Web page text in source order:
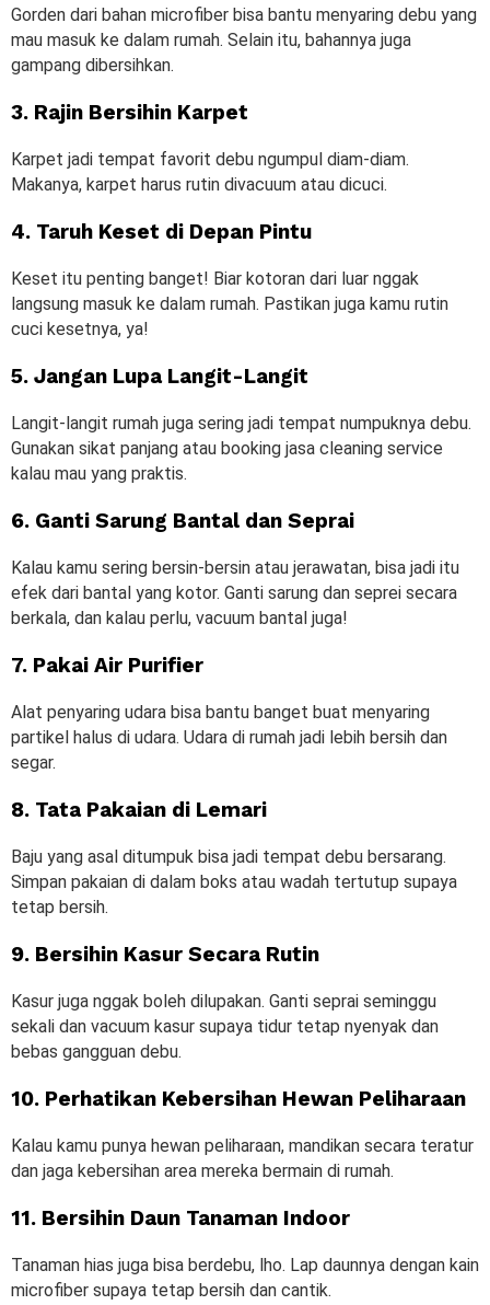
Gorden dari bahan microfiber bisa bantu menyaring debu yang
mau masuk ke dalam rumah. Selain itu, bahannya juga
gampang dibersihkan.
3. Rajin Bersihin Karpet
Karpet jadi tempat favorit debu ngumpul diam-diam.
Makanya, karpet harus rutin divacuum atau dicuci.
4. Taruh Keset di Depan Pintu
Keset itu penting banget! Biar kotoran dari luar nggak
langsung masuk ke dalam rumah. Pastikan juga kamu rutin
cuci kesetnya, ya!
5. Jangan Lupa Langit-Langit
Langit-langit rumah juga sering jadi tempat numpuknya debu.
Gunakan sikat panjang atau booking jasa cleaning service
kalau mau yang praktis.
6. Ganti Sarung Bantal dan Seprai
Kalau kamu sering bersin-bersin atau jerawatan, bisa jadi itu
efek dari bantal yang kotor. Ganti sarung dan seprei secara
berkala, dan kalau perlu, vacuum bantal juga!
7. Pakai Air Purifier
Alat penyaring udara bisa bantu banget buat menyaring
partikel halus di udara. Udara di rumah jadi lebih bersih dan
segar.
8. Tata Pakaian di Lemari
Baju yang asal ditumpuk bisa jadi tempat debu bersarang.
Simpan pakaian di dalam boks atau wadah tertutup supaya
tetap bersih.
9. Bersihin Kasur Secara Rutin
Kasur juga nggak boleh dilupakan. Ganti seprai seminggu
sekali dan vacuum kasur supaya tidur tetap nyenyak dan
bebas gangguan debu.
10. Perhatikan Kebersihan Hewan Peliharaan
Kalau kamu punya hewan peliharaan, mandikan secara teratur
dan jaga kebersihan area mereka bermain di rumah.
11. Bersihin Daun Tanaman Indoor
Tanaman hias juga bisa berdebu, lho. Lap daunnya dengan kain
microfiber supaya tetap bersih dan cantik.